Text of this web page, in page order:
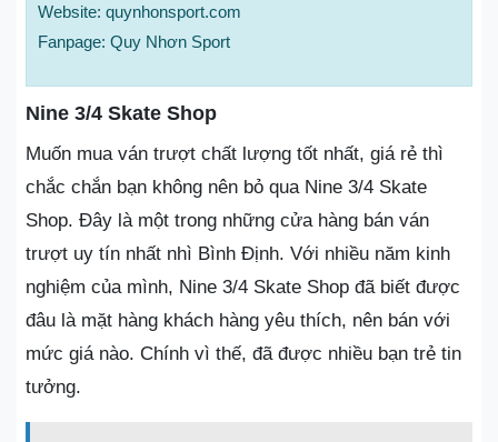
Website: quynhonsport.com
Fanpage: Quy Nhơn Sport
Nine 3/4 Skate Shop
Muốn mua ván trượt chất lượng tốt nhất, giá rẻ thì
chắc chắn bạn không nên bỏ qua Nine 3/4 Skate
Shop. Đây là một trong những cửa hàng bán ván
trượt uy tín nhất nhì Bình Định. Với nhiều năm kinh
nghiệm của mình, Nine 3/4 Skate Shop đã biết được
đâu là mặt hàng khách hàng yêu thích, nên bán với
mức giá nào. Chính vì thế, đã được nhiều bạn trẻ tin
tưởng.